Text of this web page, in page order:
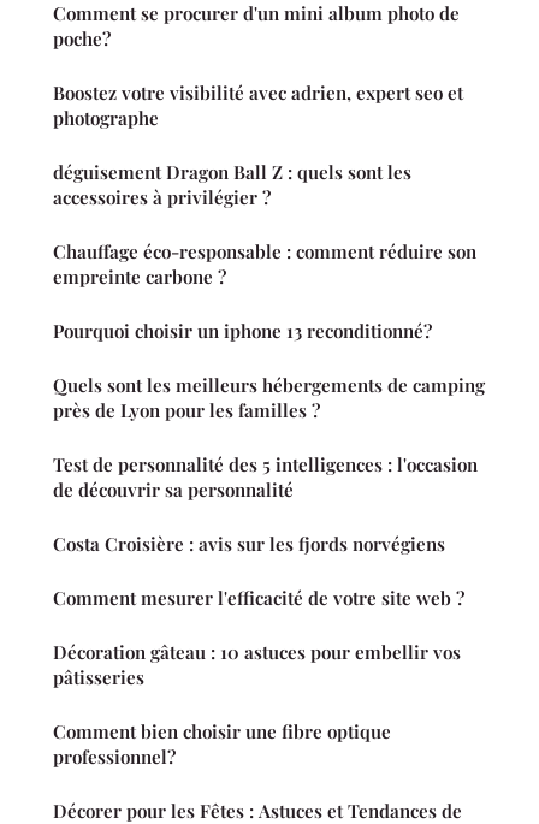
Comment se procurer d'un mini album photo de
poche?
Boostez votre visibilité avec adrien, expert seo et
photographe
déguisement Dragon Ball Z : quels sont les
accessoires à privilégier ?
Chauffage éco-responsable : comment réduire son
empreinte carbone ?
Pourquoi choisir un iphone 13 reconditionné?
Quels sont les meilleurs hébergements de camping
près de Lyon pour les familles ?
Test de personnalité des 5 intelligences : l'occasion
de découvrir sa personnalité
Costa Croisière : avis sur les fjords norvégiens
Comment mesurer l'efficacité de votre site web ?
Décoration gâteau : 10 astuces pour embellir vos
pâtisseries
Comment bien choisir une fibre optique
professionnel?
Décorer pour les Fêtes : Astuces et Tendances de